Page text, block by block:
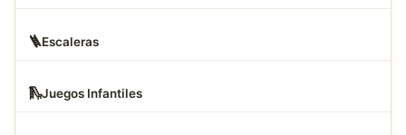
🪜Escaleras
🛝Juegos Infantiles